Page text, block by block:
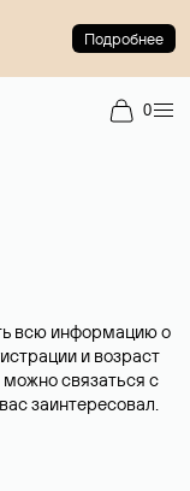
Подробнее
0
всю информацию о
и возраст
связаться с
заинтересовал.